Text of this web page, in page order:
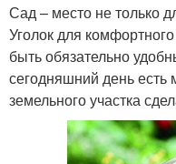
Сад – место не только
Уголок для
быть обязательно
сегодняшний день есть
земельного участка